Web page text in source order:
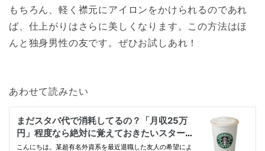
もちろん、軽く襟元にアイロンをかけられるのであれ
ば、仕上がりはさらに美しくなります。この方法はほ
んと独身男性の友です。ぜひお試しあれ！
あわせて読みたい